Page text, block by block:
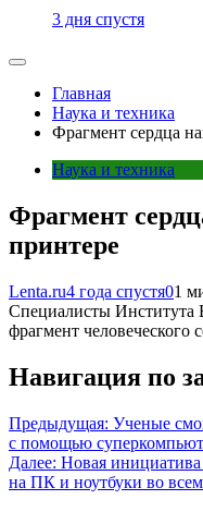
3 дня спустя
Главная
Наука и техника
Фрагмент сердца
Наука и техника
Фрагмент
принтере
Lenta.ru4 года спустя01
Специалисты Института
фрагмент человеческого
Навигация по
Предыдущая: Ученые
с помощью
Далее: Новая
на ПК и ноутбуки во